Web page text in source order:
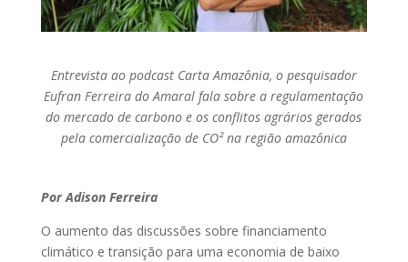
Entrevista ao podcast Carta Amazônia, o pesquisador
Eufran Ferreira do Amaral fala sobre a regulamentação
do mercado de carbono e os conflitos agrários gerados
pela comercialização de CO² na região amazônica
Por Adison Ferreira
O aumento das discussões sobre financiamento
climático e transição para uma economia de baixo